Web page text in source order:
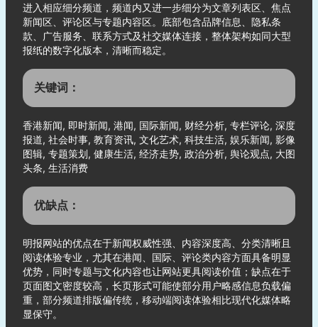
进入相应细分频道，频道内又进一步细分为文章列表区、焦点
新闻区、评论区与专题内容区。底部包含品牌信息、隐私条
款、广告服务、联系方式及社交媒体连接，整体架构如同大型
报纸的数字化版本，清晰而稳定。
关键词：
香港新闻, 即时新闻, 港闻, 国际新闻, 财经分析, 专栏评论, 深度
报道, 社会时事, 教育资讯, 文化艺术, 科技生活, 娱乐新闻, 影像
图辑, 专题策划, 健康生活, 经济走势, 政治分析, 舆论观点, 大图
头条, 生活消费
优缺点：
明报网站的优点在于新闻权威性强、内容深度高、分类清晰且
阅读体验专业，尤其在港闻、国际、评论类内容方面具备明显
优势，同时专题与文化内容也让网站更具阅读价值；缺点在于
页面图文密度较高，长页形式可能使部分用户略感信息负载偏
重，部分频道排版偏传统，移动端阅读体验相比现代化媒体略
显保守。